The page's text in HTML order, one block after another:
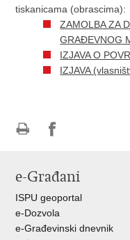
tiskanicama (obrascima):
ZAMOLBA ZA
GRAĐEVNOG
IZJAVA O
IZJAVA
FacebookuTwitteru
e-Građani
ISPU geoportal
e-Dozvola
e-Građevinski dnevnik